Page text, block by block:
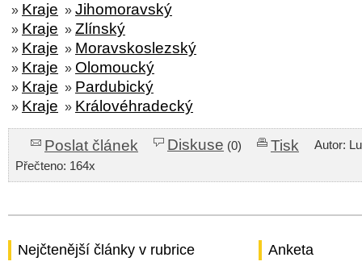
» Kraje » Jihomoravský
» Kraje » Zlínský
» Kraje » Moravskoslezský
» Kraje » Olomoucký
» Kraje » Pardubický
» Kraje » Královéhradecký
Poslat článek Diskuse (0) Tisk
Autor:
Přečteno: 164x
Nejčtenější články v rubrice Anketa